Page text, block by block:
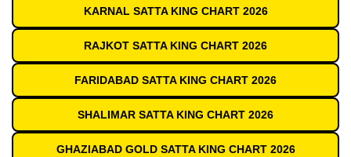
KARNAL SATTA KING CHART 2026
RAJKOT SATTA KING CHART 2026
FARIDABAD SATTA KING CHART 2026
SHALIMAR SATTA KING CHART 2026
GHAZIABAD GOLD SATTA KING CHART 2026